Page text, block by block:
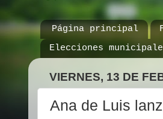
Página principal
Elecciones
VIERNES, 13 DE
Ana de Luis